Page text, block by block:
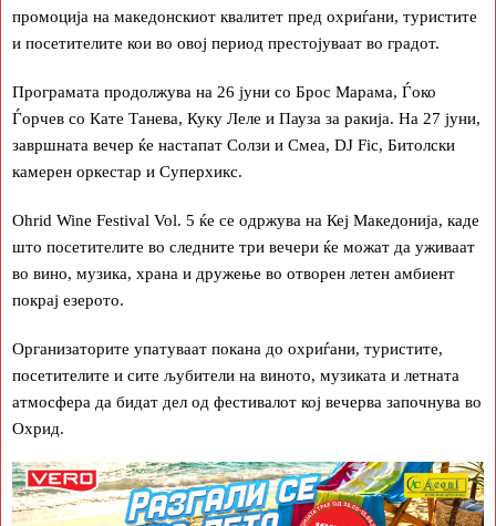
промоција на македонскиот квалитет пред охриѓани, туристите
и посетителите кои во овој период престојуваат во градот.
Програмата продолжува на 26 јуни со Брос Марама, Ѓоко
Ѓорчев со Кате Танева, Куку Леле и Пауза за ракија. На 27 јуни,
завршната вечер ќе настапат Солзи и Смеа, DJ Fic, Битолски
камерен оркестар и Суперхикс.
Ohrid Wine Festival Vol. 5 ќе се одржува на Кеј Македонија, каде
што посетителите во следните три вечери ќе можат да уживаат
во вино, музика, храна и дружење во отворен летен амбиент
покрај езерото.
Организаторите упатуваат покана до охриѓани, туристите,
посетителите и сите љубители на виното, музиката и летната
атмосфера да бидат дел од фестивалот кој вечерва започнува во
Охрид.